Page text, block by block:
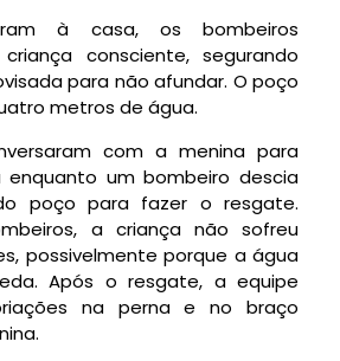
à casa, os bombeiros
consciente, segurando
para não afundar. O poço
metros de água.
com a menina para
um bombeiro descia
poço para fazer o resgate.
a criança não sofreu
possivelmenteporque a água
Após o resgate, a equipe
na perna e no braço